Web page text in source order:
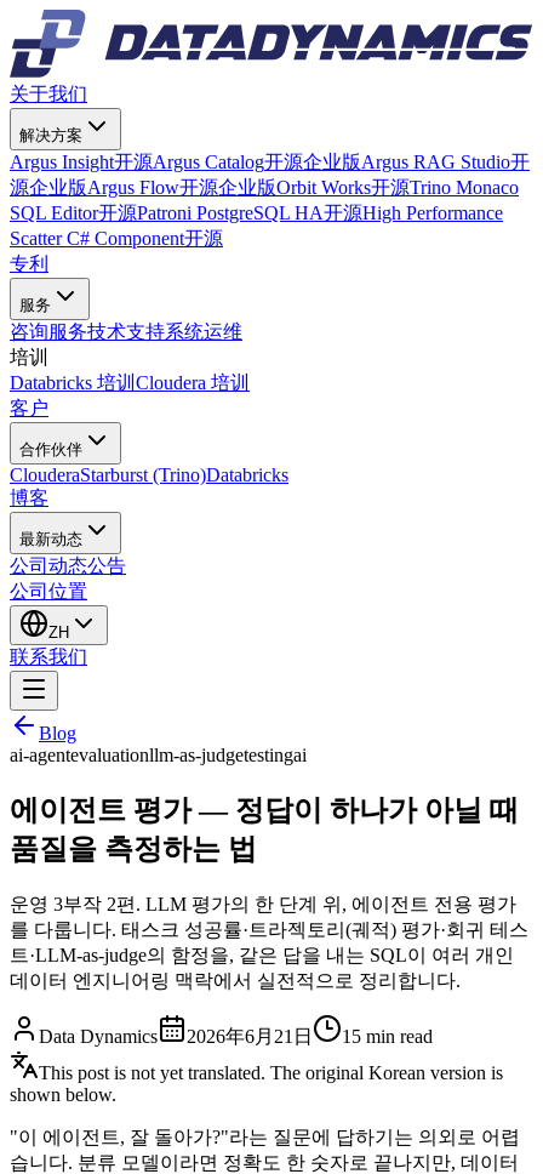
关于我们
解决方案
Argus Insight开源Argus Catalog开源企业版Argus RAG Studio开
源企业版Argus Flow开源企业版Orbit Works开源Trino Monaco
SQL Editor开源Patroni PostgreSQL HA开源High Performance
Scatter C# Component开源
专利
服务
咨询服务技术支持系统运维
培训
Databricks 培训 Cloudera 培训
客户
合作伙伴
ClouderaStarburst (Trino)Databricks
博客
最新动态
公司动态公告
公司位置
ZH
联系我们
Blog
ai-agentevaluationllm-as-judgetestingai
에이전트 평가 — 정답이 하나가 아닐 때
품질을 측정하는 법
운영 3부작 2편. LLM 평가의 한 단계 위, 에이전트 전용 평가
를 다룹니다. 태스크 성공률·트라젝토리(궤적) 평가·회귀 테스
트·LLM-as-judge의 함정을, 같은 답을 내는 SQL이 여러 개인
데이터 엔지니어링 맥락에서 실전적으로 정리합니다.
Data Dynamics 2026年6月21日 15 min read
This post is not yet translated. The original Korean version is
shown below.
"이 에이전트, 잘 돌아가?"라는 질문에 답하기는 의외로 어렵
습니다. 분류 모델이라면 정확도 한 숫자로 끝나지만, 데이터